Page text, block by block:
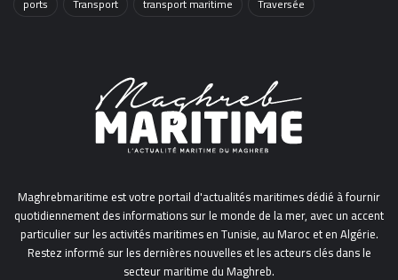
Maghrebmaritime est votre portail d'actualités maritimes dédié à fournir
quotidiennement des informations sur le monde de la mer, avec un accent
particulier sur les activités maritimes en Tunisie, au Maroc et en Algérie.
Restez informé sur les dernières nouvelles et les acteurs clés dans le
secteur maritime du Maghreb.